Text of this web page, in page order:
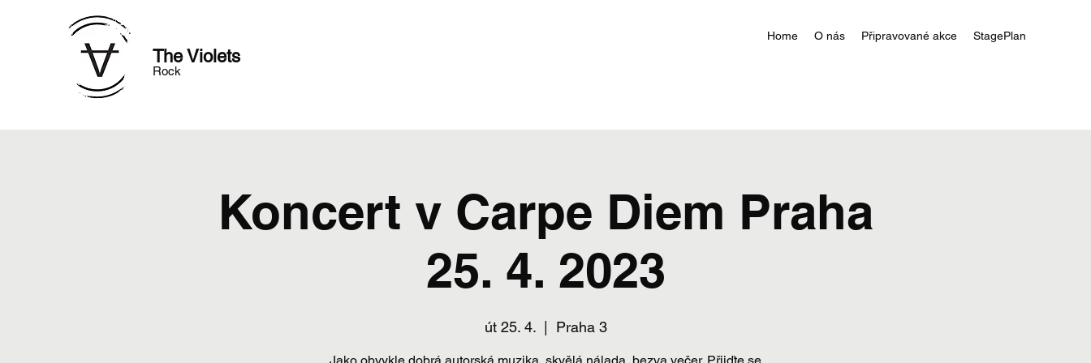
The Violets
Rock
Home O nás Připravované akce StagePlan
Koncert v Carpe Diem Praha
25. 4. 2023
út 25. 4.
  |
Praha 3